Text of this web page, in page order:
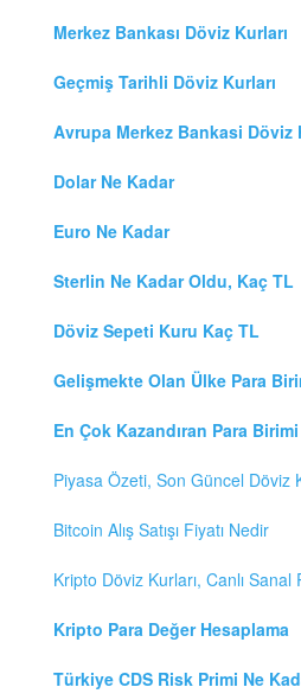
Merkez Bankası Döviz Kurları
Geçmiş Tarihli Döviz Kurları
Avrupa Merkez Bankasi Döviz
Dolar Ne Kadar
Euro Ne Kadar
Sterlin Ne Kadar Oldu, Kaç TL
Döviz Sepeti Kuru Kaç TL
Gelişmekte Olan Ülke Para
En Çok Kazandıran Para
Piyasa Özeti, Son Güncel Döviz
Bitcoin Alış Satışı Fiyatı Nedir
Kripto Döviz Kurları, Canlı
Kripto Para Değer Hesaplama
Türkiye CDS Risk Primi Ne